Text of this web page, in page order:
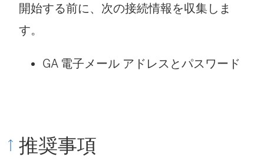
開始する前に、次の接続情報を収集しま
す。
GA 電子メール アドレスとパスワード
推奨事項